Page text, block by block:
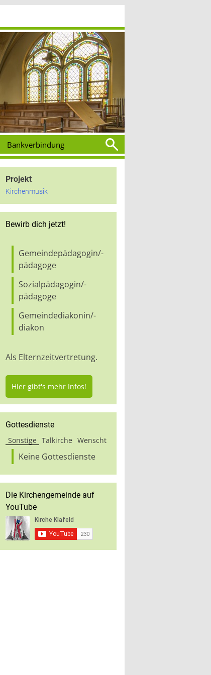
Bankverbindung
nach:
Projekt
Kirchenmusik
Bewirb dich jetzt!
Gemeindepädagogin/-
pädagoge
Sozialpädagogin/-
pädagoge
Gemeindediakonin/-
diakon
Als Elternzeitvertretung.
Hier gibt's mehr Infos!
Gottesdienste
Sonstige Talkirche Wenscht
Keine Gottesdienste
Die Kirchengemeinde auf
YouTube